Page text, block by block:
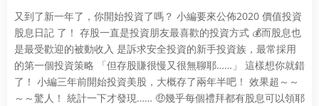
又到了新一年了，你開始投資了嗎？ 小編要來公佈2020 價值投資
股息日記 了！ 存股一直是投資朋友最喜歡的投資方式 💰而股息也
是最受歡迎的被動收入 是訴求安全投資的新手投資族，最常採用
的第一個投資策略 「但存股賺很慢又很無聊耶……」 這樣想你就錯
了！ 小編三年前開始投資美股，大概存了兩年半吧！ 效果超～～
～～驚人！ 統計一下才發現…… 🤑幾乎每個禮拜都有股息可以領耶